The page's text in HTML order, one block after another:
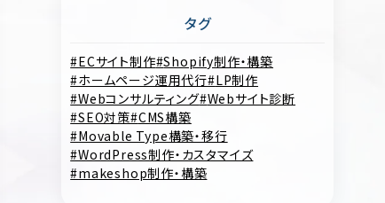
タグ
ECサイト制作 Shopify制作・構築
ホームページ運用代行 LP制作
Webコンサルティング Webサイト診断
SEO対策 CMS構築
Movable Type構築・移行
WordPress制作・カスタマイズ
makeshop制作・構築